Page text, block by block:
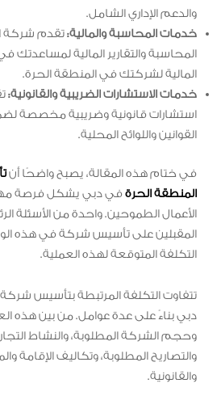
والدعم الإداري الشامل.
خدمات المحاسبة والمالية:تقدم شركة
المحاسبة والتقارير المالية لمساعدتك
المالية لشركتك في المنطقة الحرة.
خدمات الاستشارات الضريبية والقانونية:
استشارات قانونية وضريبية مخصصة
القوانين واللوائح المحلية.
في ختام هذه المقالة، يصبح واضحًا أن
المنطقة الحرةفي دبي يشكل فرصة
الأعمال الطموحين. واحدة من الأسئلة
المقبلين على تأسيس شركة في هذه
التكلفة المتوقعة لهذه العملية.
تتفاوت التكلفة المرتبطة بتأسيس
دبي بناءً على عدة عوامل. من بين هذه
وحجم الشركة المطلوبة، والنشاط
والتصاريح المطلوبة، وتكاليف الإقامة
والقانونية.